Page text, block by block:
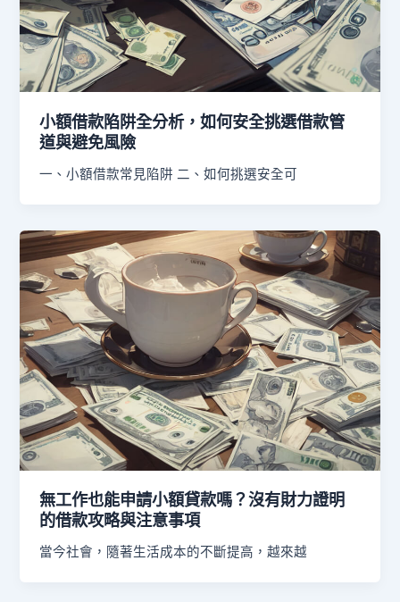
小額借款陷阱全分析，如何安全挑選借款管
道與避免風險
一、小額借款常見陷阱 二、如何挑選安全可
無工作也能申請小額貸款嗎？沒有財力證明
的借款攻略與注意事項
當今社會，隨著生活成本的不斷提高，越來越